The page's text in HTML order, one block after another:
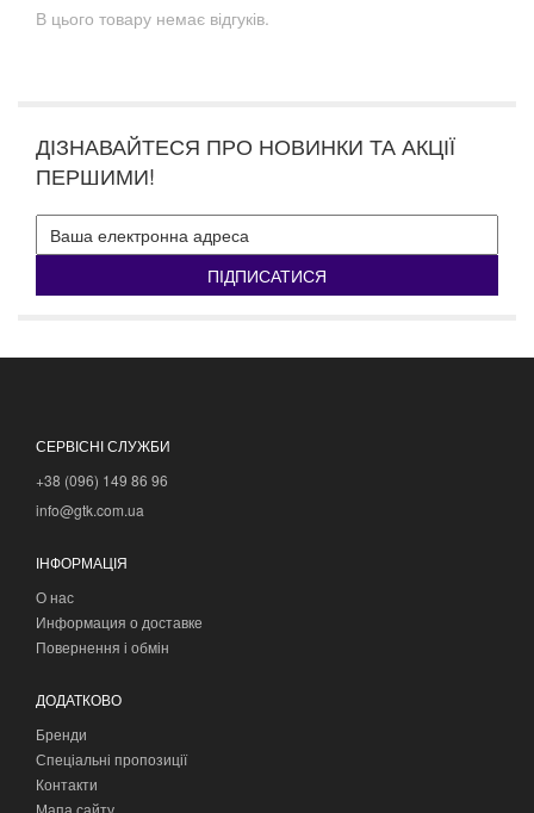
В цього товару немає відгуків.
ДІЗНАВАЙТЕСЯ ПРО НОВИНКИ ТА АКЦІЇ
ПЕРШИМИ!
ПІДПИСАТИСЯ
СЕРВІСНІ СЛУЖБИ
+38 (096) 149 86 96
info@gtk.com.ua
ІНФОРМАЦІЯ
О нас
Информация о доставке
Повернення і обмін
ДОДАТКОВО
Бренди
Спеціальні пропозиції
Контакти